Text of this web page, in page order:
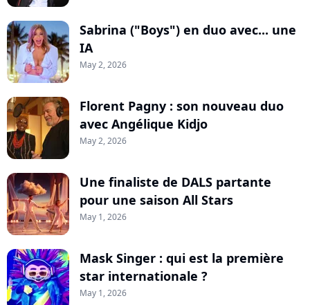
Sabrina ("Boys") en duo avec... une
IA
May 2, 2026
Florent Pagny : son nouveau duo
avec Angélique Kidjo
May 2, 2026
Une finaliste de DALS partante
pour une saison All Stars
May 1, 2026
Mask Singer : qui est la première
star internationale ?
May 1, 2026